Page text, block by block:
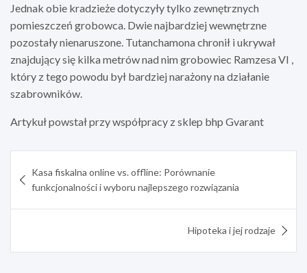
Jednak obie kradzieże dotyczyły tylko zewnętrznych
pomieszczeń grobowca. Dwie najbardziej wewnętrzne
pozostały nienaruszone. Tutanchamona chronił i ukrywał
znajdujący się kilka metrów nad nim grobowiec Ramzesa VI ,
który z tego powodu był bardziej narażony na działanie
szabrowników.
Artykuł powstał przy współpracy z sklep bhp Gvarant
wpisu
Kasa fiskalna online vs. offline: Porównanie
funkcjonalności i wyboru najlepszego rozwiązania
Hipoteka i jej rodzaje